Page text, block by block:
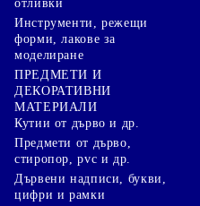
отливки
Инструменти, режещи
форми, лакове за
моделиране
ПРЕДМЕТИ И
ДЕКОРАТИВНИ
МАТЕРИАЛИ
Кутии от дърво и др.
Предмети от дърво,
стиропор, pvc и др.
Дървени надписи, букви,
цифри и рамки